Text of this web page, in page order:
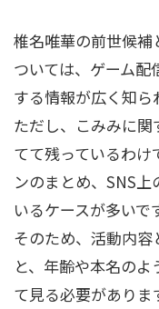
椎名唯華の前世候補
ついては、ゲーム配
する情報が広く知ら
ただし、こみみに
てて残っているわ
ンのまとめ、SNS
いるケースが多いで
そのため、活動内
と、年齢や本名の
て見る必要がありま